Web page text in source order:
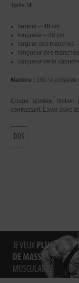
Taille M
largeur – 48 cm
longueur – 66 cm
largeur des manches
longueur des
longueur de la
Matière : 100 % polyester
Coupe ajustée,
contrastant. Laver avec
DOS
JE VEUX PLUS
DE MASSE
MUSCULAIRE